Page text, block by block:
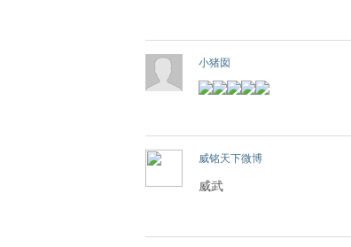
小猪囡
威铭天下微博
威武